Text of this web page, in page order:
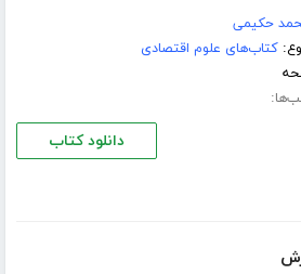
حكیمی‌
کتاب‌های علوم اقتصادی
دانلود کتاب